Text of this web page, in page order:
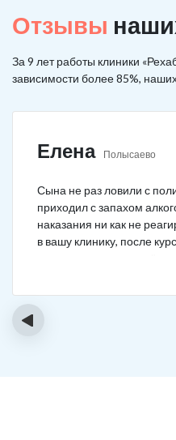
Отзывы
За 9 лет работы клиники
зависимости более 85%,
Елена Полысаево
Сына не раз ловили с
приходил с запахом
наказания ни как не
в вашу клинику, после
‹